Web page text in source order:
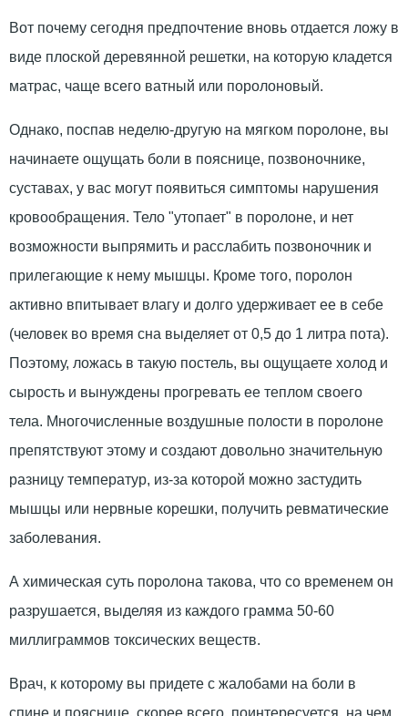
Вот почему сегодня предпочтение вновь отдается ложу в
виде плоской деревянной решетки, на которую кладется
матрас, чаще всего ватный или поролоновый.
Однако, поспав неделю-другую на мягком поролоне, вы
начинаете ощущать боли в пояснице, позвоночнике,
суставах, у вас могут появиться симптомы нарушения
кровообращения. Тело "утопает" в поролоне, и нет
возможности выпрямить и расслабить позвоночник и
прилегающие к нему мышцы. Кроме того, поролон
активно впитывает влагу и долго удерживает ее в себе
(человек во время сна выделяет от 0,5 до 1 литра пота).
Поэтому, ложась в такую постель, вы ощущаете холод и
сырость и вынуждены прогревать ее теплом своего
тела. Многочисленные воздушные полости в поролоне
препятствуют этому и создают довольно значительную
разницу температур, из-за которой можно застудить
мышцы или нервные корешки, получить ревматические
заболевания.
А химическая суть поролона такова, что со временем он
разрушается, выделяя из каждого грамма 50-60
миллиграммов токсических веществ.
Врач, к которому вы придете с жалобами на боли в
спине и пояснице, скорее всего, поинтересуется, на чем